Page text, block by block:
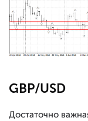
GBP/USD
Достаточно